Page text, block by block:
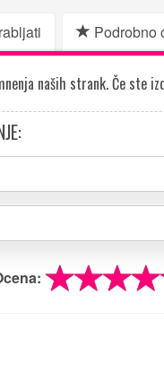
Podrobno
naših strank. Če ste